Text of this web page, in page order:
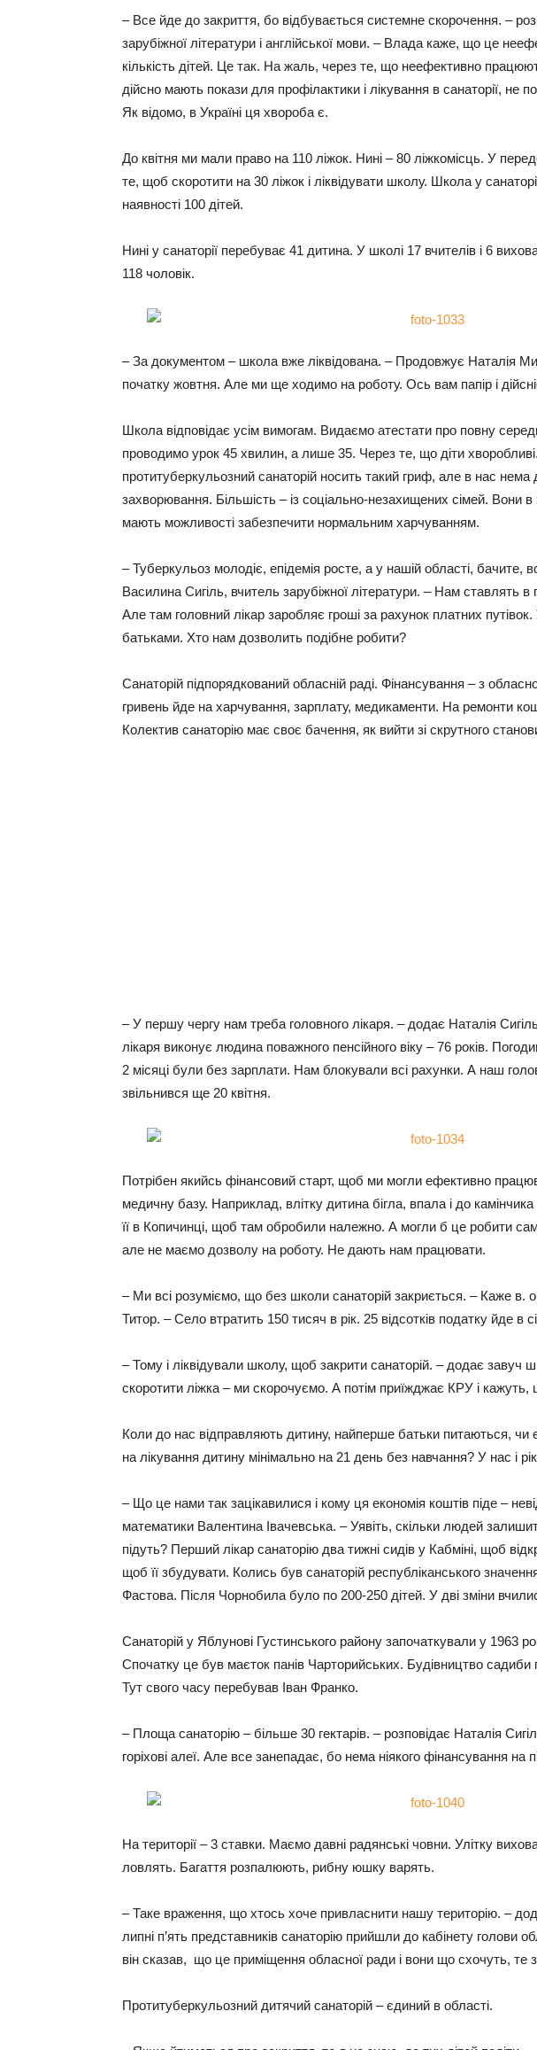
– Все йде до закриття, бо відбувається системне скорочення. –
зарубіжної літератури і англійської мови. – Влада каже, що це
кількість дітей. Це так. На жаль, через те, що неефективно
дійсно мають покази для профілактики і лікування в санаторії,
Як відомо, в Україні ця хвороба є.
До квітня ми мали право на 110 ліжок. Нині – 80 ліжкомісць. У
те, щоб скоротити на 30 ліжок і ліквідувати школу. Школа у
наявності 100 дітей.
Нині у санаторії перебуває 41 дитина. У школі 17 вчителів і 6
118 чоловік.
– За документом – школа вже ліквідована. – Продовжує Наталія
початку жовтня. Але ми ще ходимо на роботу. Ось вам папір і
Школа відповідає усім вимогам. Видаємо атестати про повну
проводимо урок 45 хвилин, а лише 35. Через те, що діти
протитуберкульозний санаторій носить такий гриф, але в нас
захворювання. Більшість – із соціально-незахищених сімей. Вони
мають можливості забезпечити нормальним харчуванням.
– Туберкульоз молодіє, епідемія росте, а у нашій області, бачите,
Василина Сигіль, вчитель зарубіжної літератури. – Нам ставлять
Але там головний лікар заробляє гроші за рахунок платних
батьками. Хто нам дозволить подібне робити?
Санаторій підпорядкований обласній раді. Фінансування – з
гривень йде на харчування, зарплату, медикаменти. На ремонти
Колектив санаторію має своє бачення, як вийти зі скрутного
– У першу чергу нам треба головного лікаря. – додає Наталія
лікаря виконує людина поважного пенсійного віку – 76 років.
2 місяці були без зарплати. Нам блокували всі рахунки. А наш
звільнився ще 20 квітня.
Потрібен якийсь фінансовий старт, щоб ми могли ефективно
медичну базу. Наприклад, влітку дитина бігла, впала і до
її в Копичинці, щоб там обробили належно. А могли б це робити
але не маємо дозволу на роботу. Не дають нам працювати.
– Ми всі розуміємо, що без школи санаторій закриється. – Каже в.
Титор. – Село втратить 150 тисяч в рік. 25 відсотків податку йде в
– Тому і ліквідували школу, щоб закрити санаторій. – додає
скоротити ліжка – ми скорочуємо. А потім приїжджає КРУ і кажуть,
Коли до нас відправляють дитину, найперше батьки питаються,
на лікування дитину мінімально на 21 день без навчання? У нас і
– Що це нами так зацікавилися і кому ця економія коштів піде –
математики Валентина Івачевська. – Уявіть, скільки людей
підуть? Перший лікар санаторію два тижні сидів у Кабміні, щоб
щоб її збудувати. Колись був санаторій республіканського
Фастова. Після Чорнобила було по 200-250 дітей. У дві зміни
Санаторій у Яблунові Густинського району започаткували у 1963
Спочатку це був маєток панів Чарторийських. Будівництво садиби
Тут свого часу перебував Іван Франко.
– Площа санаторію – більше 30 гектарів. – розповідає Наталія
горіхові алеї. Але все занепадає, бо нема ніякого фінансування на
На території – 3 ставки. Маємо давні радянські човни. Улітку
ловлять. Багаття розпалюють, рибну юшку варять.
– Таке враження, що хтось хоче привласнити нашу територію. –
липні п’ять представників санаторію прийшли до кабінету голови
він сказав, що це приміщення обласної ради і вони що схочуть, те
Протитуберкульозний дитячий санаторій – єдиний в області.